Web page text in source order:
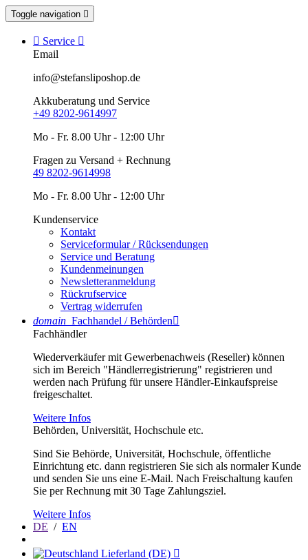
Toggle navigation 
 Service 
Email
info@stefansliposhop.de
Akkuberatung und Service
+49 8202-9614997
Mo - Fr. 8.00 Uhr - 12:00 Uhr
Fragen zu Versand + Rechnung
49 8202-9614998
Mo - Fr. 8.00 Uhr - 12:00 Uhr
Kundenservice
Kontakt
Serviceformular / Rücksendungen
Service und Beratung
Kundenmeinungen
Newsletteranmeldung
Rückrufservice
Vertrag widerrufen
domain Fachhandel / Behörden
Fachhändler
Wiederverkäufer mit Gewerbenachweis (Reseller) können
sich im Bereich "Händlerregistrierung" registrieren und
werden nach Prüfung für unsere Händler-Einkaufspreise
freigeschaltet.
Weitere Infos
Behörden, Universität, Hochschule etc.
Sind Sie Behörde, Universität, Hochschule, öffentliche
Einrichtung etc. dann registrieren Sie sich als normaler Kunde
und senden Sie uns eine E-Mail. Nach Freischaltung kaufen
Sie per Rechnung mit 30 Tage Zahlungsziel.
Weitere Infos
DE / EN
Lieferland (DE) 